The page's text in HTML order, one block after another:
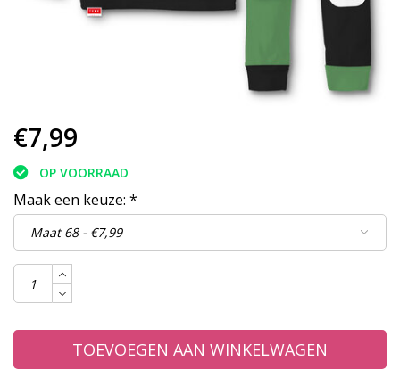
€7,99
OP VOORRAAD
Maak een keuze: *
TOEVOEGEN AAN WINKELWAGEN